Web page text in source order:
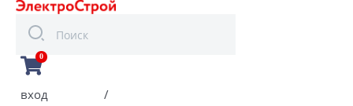
0
вход
/